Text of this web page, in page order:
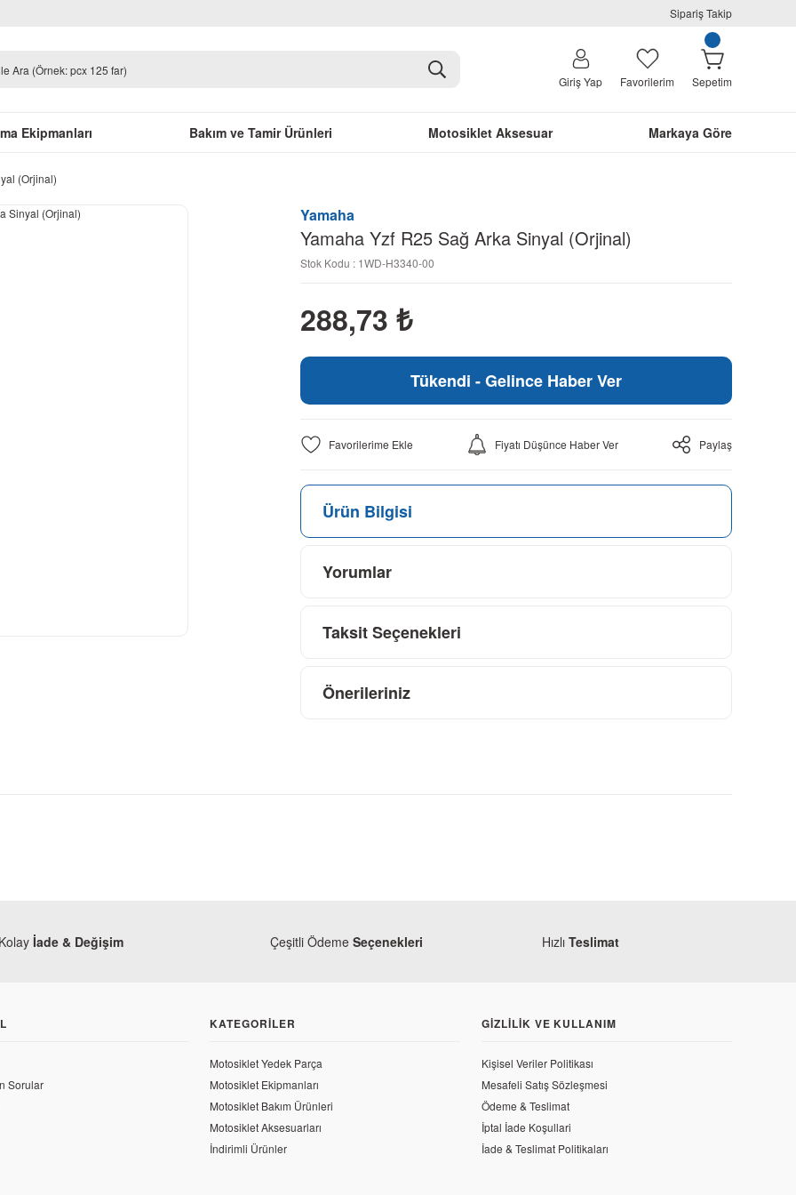
Sipariş Takip
Giriş Yap Favorilerim Sepetim
Ekipmanları Bakım ve Tamir Ürünleri Motosiklet Aksesuar Markaya Göre
(Orjinal)
Yamaha
Yamaha Yzf R25 Sağ Arka Sinyal (Orjinal)
Stok Kodu : 1WD-H3340-00
288,73 ₺
Tükendi - Gelince Haber Ver
Fiyatı Düşünce Haber Ver Paylaş
Ürün Bilgisi
Yorumlar
Taksit Seçenekleri
Önerileriniz
YZF R25 Arka Fren Pedalı
Yamaha
Yamaha YZF R25 Orjinal Ön Fren Balatası
Yamaha
Yamaha YZF R25 Ön Sol Basamak
483,84 TL
Kolay İade & Değişim Çeşitli Ödeme Seçenekleri Hızlı Teslimat
Sorular
KATEGORILER
Motosiklet Yedek Parça
Motosiklet Ekipmanları
Motosiklet Bakım Ürünleri
Motosiklet Aksesuarları
İndirimli Ürünler
GIZLILIK VE KULLANIM
Kişisel Veriler Politikası
Mesafeli Satış Sözleşmesi
Ödeme & Teslimat
İptal İade Koşullari
İade & Teslimat Politikaları